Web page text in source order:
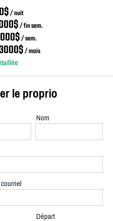
/ nuit
/ fin sem.
/ sem.
/ mois
le proprio
Nom
Départ